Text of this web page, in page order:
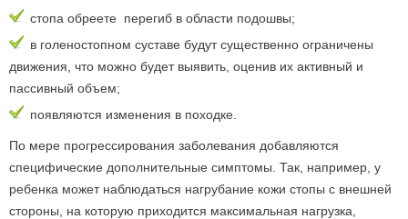
стопа обреете перегиб в области подошвы;
в голеностопном суставе будут существенно ограничены
движения, что можно будет выявить, оценив их активный и
пассивный объем;
появляются изменения в походке.
По мере прогрессирования заболевания добавляются
специфические дополнительные симптомы. Так, например, у
ребенка может наблюдаться нагрубание кожи стопы с внешней
стороны, на которую приходится максимальная нагрузка,